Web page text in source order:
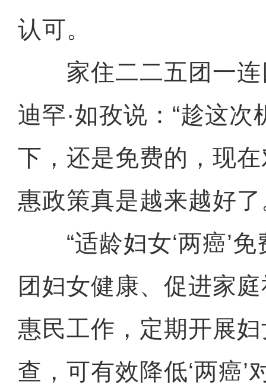
认可。
家住二二五团一连
迪罕·如孜说：“趁这
下，还是免费的，现
惠政策真是越来越好了
“适龄妇女‘两癌’免
团妇女健康、促进家
惠民工作，定期开展妇
查，可有效降低‘两癌’